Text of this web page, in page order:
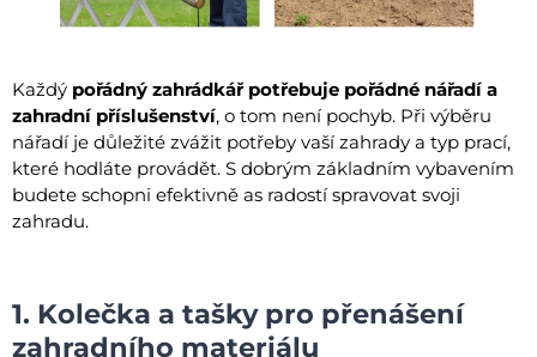
Každý pořádný zahrádkář potřebuje pořádné nářadí a
zahradní příslušenství, o tom není pochyb. Při výběru
nářadí je důležité zvážit potřeby vaší zahrady a typ prací,
které hodláte provádět. S dobrým základním vybavením
budete schopni efektivně as radostí spravovat svoji
zahradu.
1. Kolečka a tašky pro přenášení
zahradního materiálu